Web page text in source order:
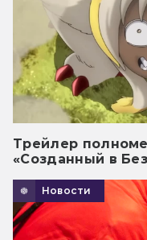
Трейлер
«Созданный в
Новости